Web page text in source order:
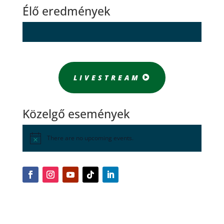
Élő eredmények
LIVESTREAM
Közelgő események
There are no upcoming events.